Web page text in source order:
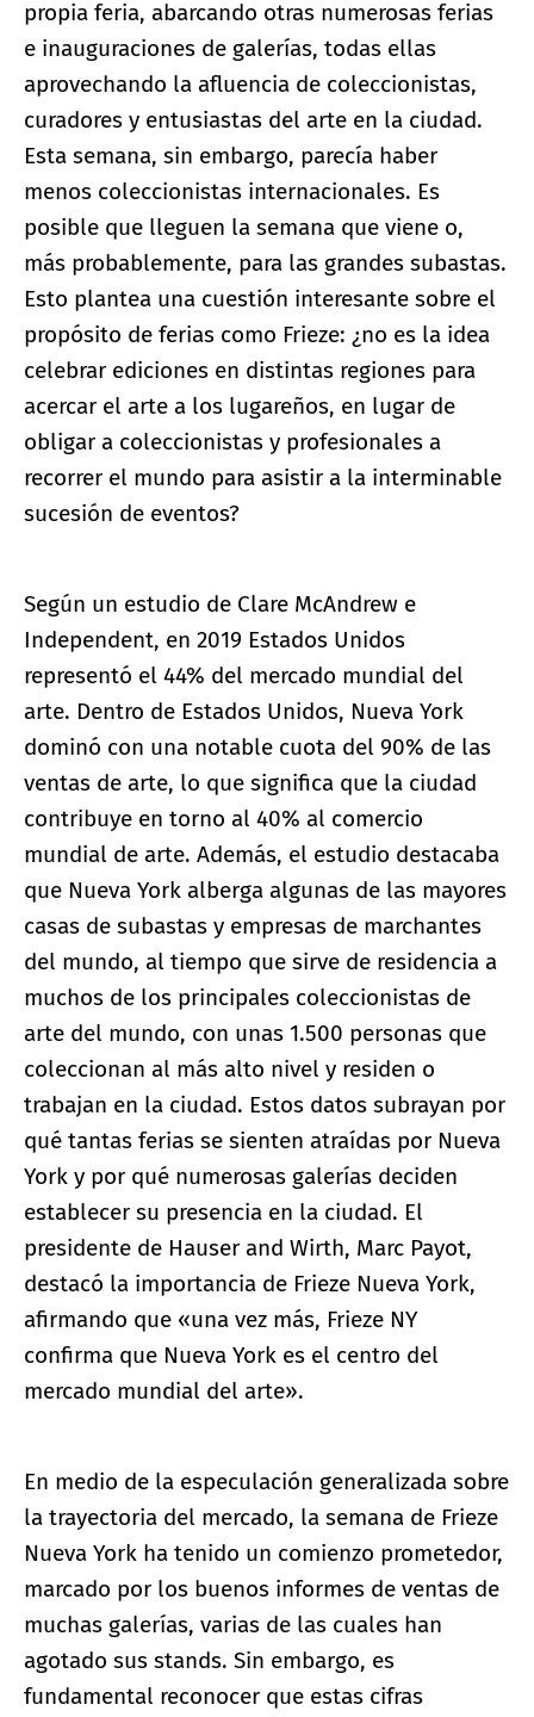
propia feria, abarcando otras numerosas ferias
e inauguraciones de galerías, todas ellas
aprovechando la afluencia de coleccionistas,
curadores y entusiastas del arte en la ciudad.
Esta semana, sin embargo, parecía haber
menos coleccionistas internacionales. Es
posible que lleguen la semana que viene o,
más probablemente, para las grandes subastas.
Esto plantea una cuestión interesante sobre el
propósito de ferias como Frieze: ¿no es la idea
celebrar ediciones en distintas regiones para
acercar el arte a los lugareños, en lugar de
obligar a coleccionistas y profesionales a
recorrer el mundo para asistir a la interminable
sucesión de eventos?
Según un estudio de Clare McAndrew e
Independent, en 2019 Estados Unidos
representó el 44% del mercado mundial del
arte. Dentro de Estados Unidos, Nueva York
dominó con una notable cuota del 90% de las
ventas de arte, lo que significa que la ciudad
contribuye en torno al 40% al comercio
mundial de arte. Además, el estudio destacaba
que Nueva York alberga algunas de las mayores
casas de subastas y empresas de marchantes
del mundo, al tiempo que sirve de residencia a
muchos de los principales coleccionistas de
arte del mundo, con unas 1.500 personas que
coleccionan al más alto nivel y residen o
trabajan en la ciudad. Estos datos subrayan por
qué tantas ferias se sienten atraídas por Nueva
York y por qué numerosas galerías deciden
establecer su presencia en la ciudad. El
presidente de Hauser and Wirth, Marc Payot,
destacó la importancia de Frieze Nueva York,
afirmando que «una vez más, Frieze NY
confirma que Nueva York es el centro del
mercado mundial del arte».
En medio de la especulación generalizada sobre
la trayectoria del mercado, la semana de Frieze
Nueva York ha tenido un comienzo prometedor,
marcado por los buenos informes de ventas de
muchas galerías, varias de las cuales han
agotado sus stands. Sin embargo, es
fundamental reconocer que estas cifras